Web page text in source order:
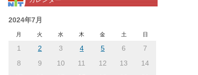
ア
ー
2024年7月
月 火 水 木 金 土 日
1 2 3 4 5 6
7
8
9 10 11 12 13
14